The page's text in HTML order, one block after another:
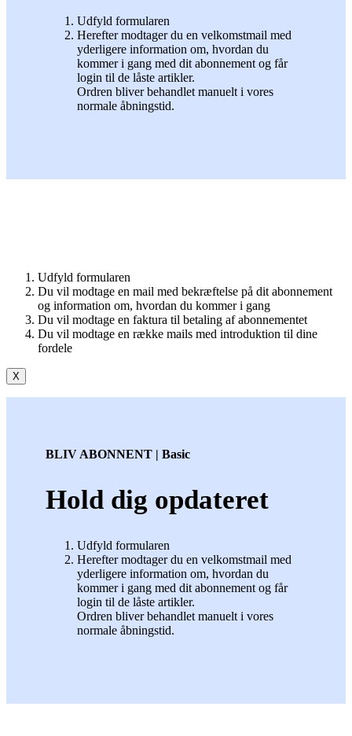
Udfyld formularen
Herefter modtager du en velkomstmail med
yderligere information om, hvordan du
kommer i gang med dit abonnement og får
login til de låste artikler.
Ordren bliver behandlet manuelt i vores
normale åbningstid.
Udfyld formularen
Du vil modtage en mail med bekræftelse på dit abonnement
og information om, hvordan du kommer i gang
Du vil modtage en faktura til betaling af abonnementet
Du vil modtage en række mails med introduktion til dine
fordele
X
BLIV ABONNENT | Basic
Hold dig opdateret
Udfyld formularen
Herefter modtager du en velkomstmail med
yderligere information om, hvordan du
kommer i gang med dit abonnement og får
login til de låste artikler.
Ordren bliver behandlet manuelt i vores
normale åbningstid.